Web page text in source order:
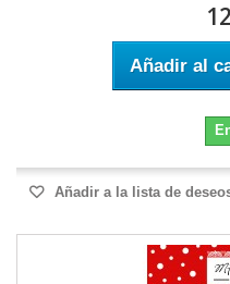
Añadir al
Añadir a la lista de